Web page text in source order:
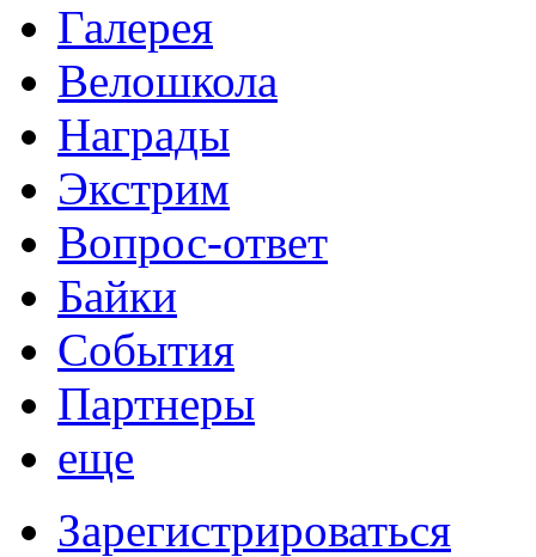
Галерея
Велошкола
Награды
Экстрим
Вопрос-ответ
Байки
События
Партнеры
еще
Зарегистрироваться